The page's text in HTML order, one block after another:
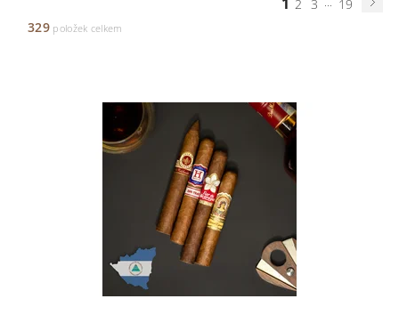
2 3
19
329položek celkem